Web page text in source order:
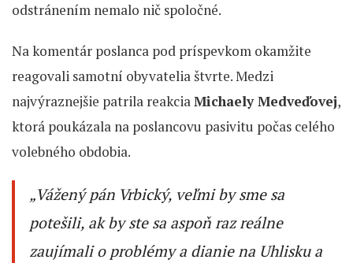
odstránením nemalo nič spoločné.
Na komentár poslanca pod príspevkom okamžite
reagovali samotní obyvatelia štvrte. Medzi
najvýraznejšie patrila reakciaMichaely Medveďovej,
ktorá poukázala na poslancovu pasivitu počas celého
volebného obdobia.
„Vážený pán Vrbický, veľmi by sme sa
potešili, ak by ste sa aspoň raz reálne
zaujímali o problémy a dianie na Uhlisku a